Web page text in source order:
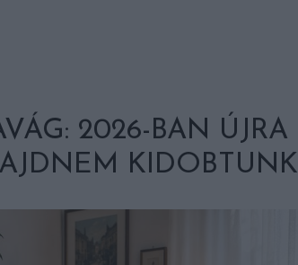
2026-BAN ÚJRA
KIDOBTUNK